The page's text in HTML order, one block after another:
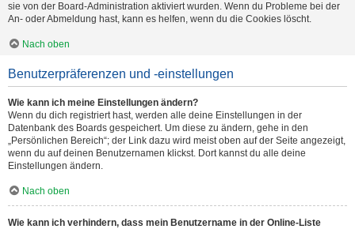
sie von der Board-Administration aktiviert wurden. Wenn du Probleme bei der
An- oder Abmeldung hast, kann es helfen, wenn du die Cookies löscht.
Nach oben
Benutzerpräferenzen und -einstellungen
Wie kann ich meine Einstellungen ändern?
Wenn du dich registriert hast, werden alle deine Einstellungen in der
Datenbank des Boards gespeichert. Um diese zu ändern, gehe in den
„Persönlichen Bereich“; der Link dazu wird meist oben auf der Seite angezeigt,
wenn du auf deinen Benutzernamen klickst. Dort kannst du alle deine
Einstellungen ändern.
Nach oben
Wie kann ich verhindern, dass mein Benutzername in der Online-Liste